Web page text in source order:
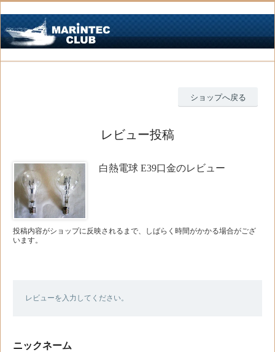
ショップへ戻る
レビュー投稿
白熱電球 E39口金のレビュー
投稿内容がショップに反映されるまで、しばらく時間がかかる場合がござ
います。
レビューを入力してください。
ニックネーム